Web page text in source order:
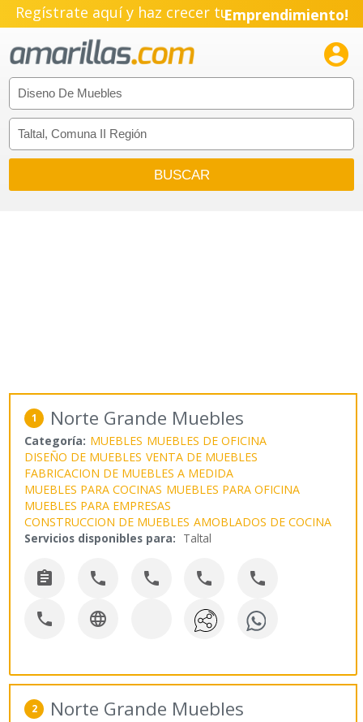
Regístrate aquí y haz crecer tuEmprendimiento!

1 Norte Grande Muebles
Categoría: MUEBLES MUEBLES DE OFICINA
DISEÑO DE MUEBLES VENTA DE MUEBLES
FABRICACION DE MUEBLES A MEDIDA
MUEBLES PARA COCINAS MUEBLES PARA OFICINA
MUEBLES PARA EMPRESAS
CONSTRUCCION DE MUEBLES AMOBLADOS DE COCINA
Servicios disponibles para: Taltal
    
 
2 Norte Grande Muebles